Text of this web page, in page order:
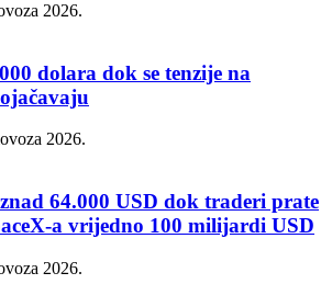
2026.
dolara dok se tenzije na
2026.
64.000 USD dok traderi prate
a vrijedno 100 milijardi USD
2026.